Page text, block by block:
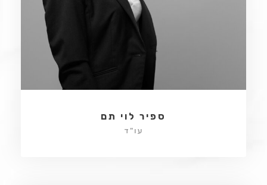
ספיר לוי תם
עו"ד